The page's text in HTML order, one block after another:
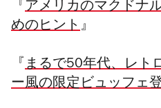
『 アメリカのマクドナ
めのヒント』
『 まるで50年代、レト
ー風の限定ビュッフェ